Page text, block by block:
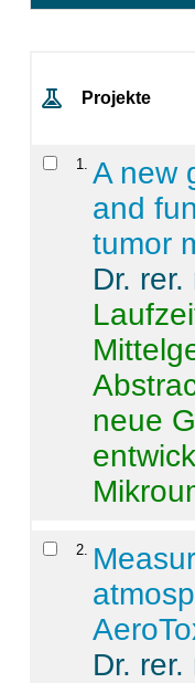
Projekte
1
A new
and
tumor
Dr.
neue
2
Dr.